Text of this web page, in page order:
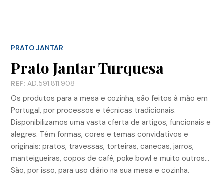
PRATO JANTAR
Prato Jantar Turquesa
REF: AD.591.811.908
Os produtos para a mesa e cozinha, são feitos à mão em
Portugal, por processos e técnicas tradicionais.
Disponibilizamos uma vasta oferta de artigos, funcionais e
alegres. Têm formas, cores e temas convidativos e
originais: pratos, travessas, torteiras, canecas, jarros,
manteigueiras, copos de café, poke bowl e muito outros…
São, por isso, para uso diário na sua mesa e cozinha.